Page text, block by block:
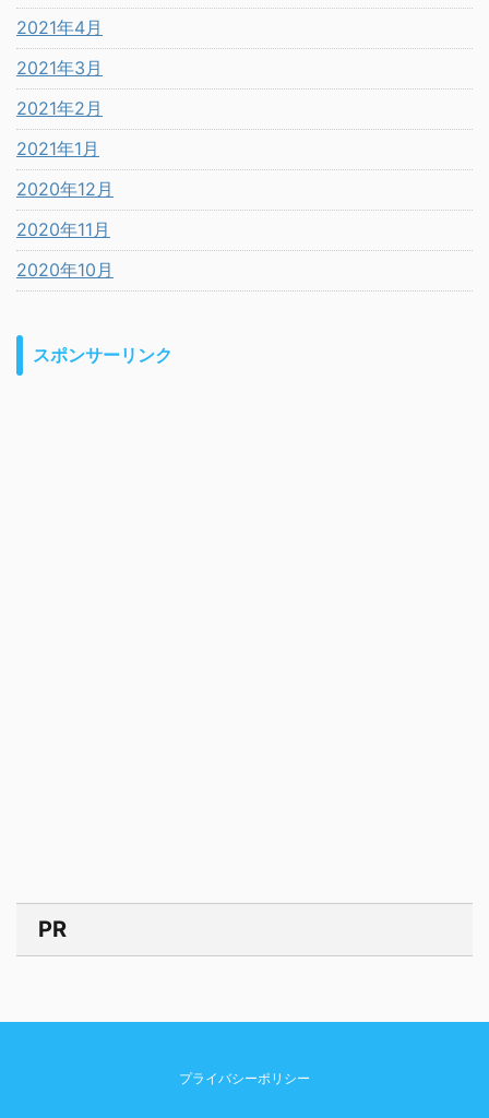
2021年4月
2021年3月
2021年2月
2021年1月
2020年12月
2020年11月
2020年10月
スポンサーリンク
PR
プライバシーポリシー